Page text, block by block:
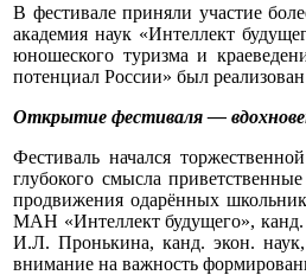
В фестивале приняли участие
академия наук «Интеллект
юношеского туризма и
потенциал России» был
Открытие фестиваля —
Фестиваль начался
глубокого смысла
продвижения одарённых
МАН «Интеллект будущего»,
И.Л. Пронькина, канд. экон. наук,
внимание на важность